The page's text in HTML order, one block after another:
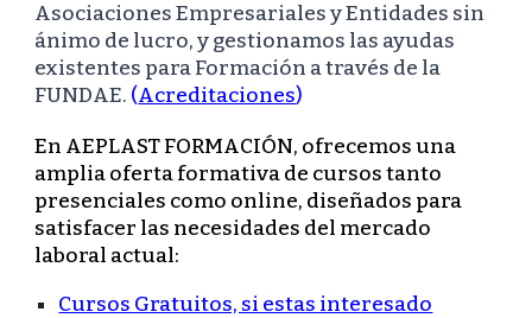
Asociaciones Empresariales y Entidades sin
ánimo de lucro, y gestionamos las ayudas
existentes para Formación a través de la
FUNDAE. (Acreditaciones)
En AEPLAST FORMACIÓN, ofrecemos una
amplia oferta formativa de cursos tanto
presenciales como online, diseñados para
satisfacer las necesidades del mercado
laboral actual:
Cursos Gratuitos, si estas interesado